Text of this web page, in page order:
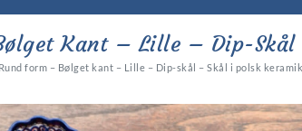
Kant – Lille – Dip-
form – Bølget kant – Lille – Dip-skål – Skål i polsk keramik